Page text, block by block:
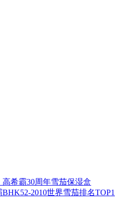
高希霸30周年雪茄保湿盒
2010世界雪茄排名TOP1